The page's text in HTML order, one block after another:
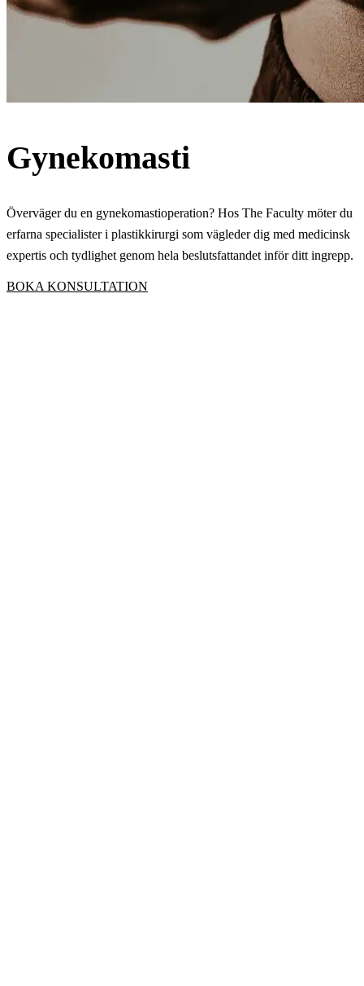
Gynekomasti
Överväger du en gynekomastioperation? Hos The Faculty möter du
erfarna specialister i plastikkirurgi som vägleder dig med medicinsk
expertis och tydlighet genom hela beslutsfattandet inför ditt ingrepp.
BOKA KONSULTATION